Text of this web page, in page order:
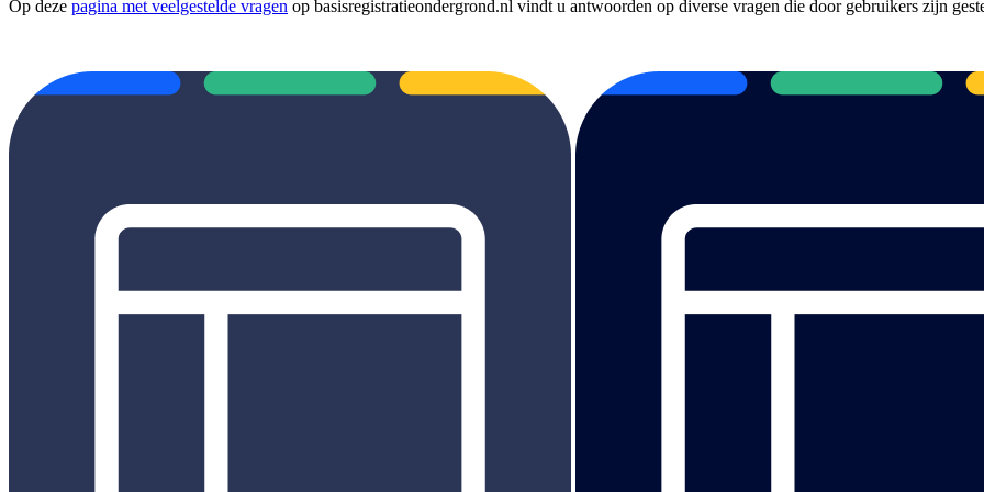
Op deze pagina met veelgestelde vragen op basisregistratieondergrond.nl vindt u antwoorden op diverse vragen die door gebruikers zijn